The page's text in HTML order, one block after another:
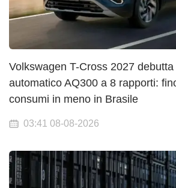
Volkswagen T-Cross 2027
automatico AQ300 a 8 rapporti:
consumi in meno in Brasile
03:41 08-08-2026